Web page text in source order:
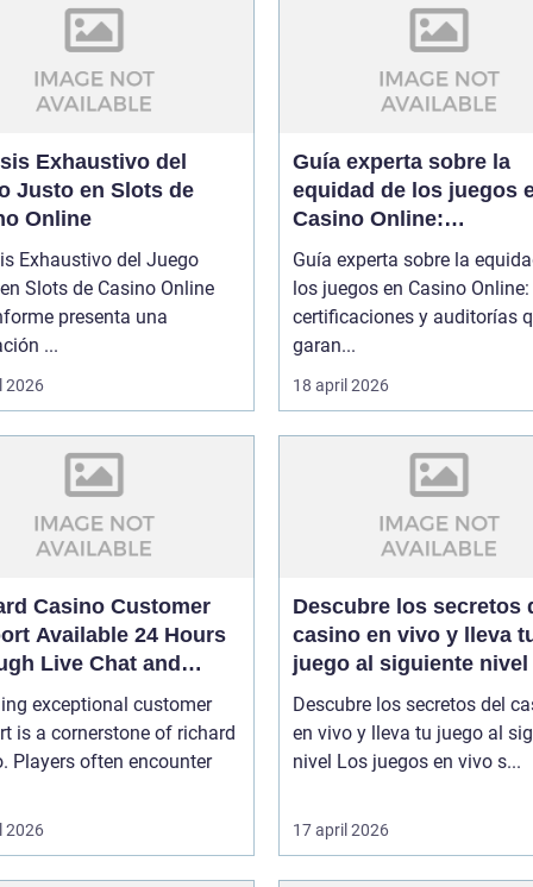
Exhaustivo del
Justo en Slots de
Online
Exhaustivo del Juego
Slots de Casino Online
presenta una
...
2026
Guía experta sobre la
equidad de los juegos
Casino Online:
certificaciones y
que garantizan
Guía experta sobre la
los juegos en Casino Online:
certificaciones y auditorías
garan...
18 april 2026
Casino Customer
Available 24 Hours
Live Chat and
exceptional customer
is a cornerstone of richard
Players often encounter
2026
Descubre los secretos
casino en vivo y lleva
juego al siguiente nivel
Descubre los secretos del
en vivo y lleva tu juego al
nivel Los juegos en vivo s...
17 april 2026